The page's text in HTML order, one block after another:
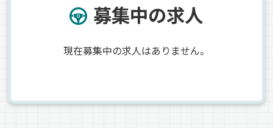
募集中の求人
現在募集中の求人はありません。